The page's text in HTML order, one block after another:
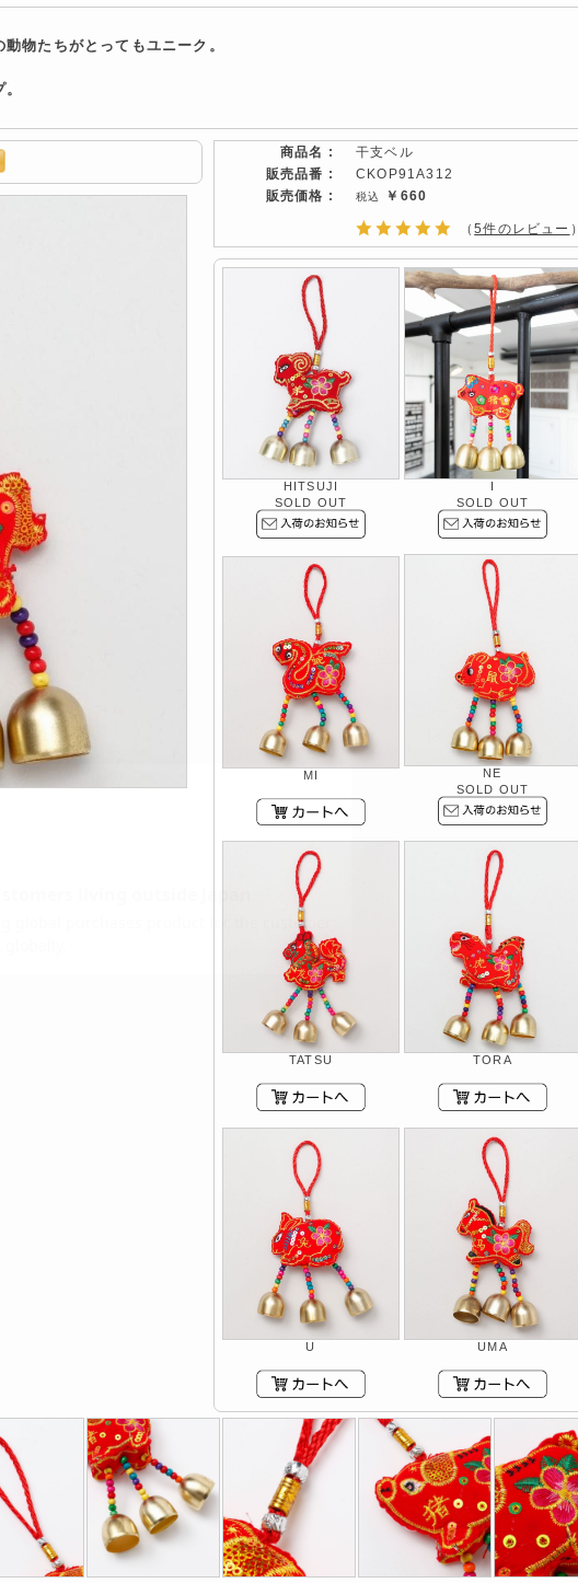
物たちがとってもユニーク。
商品名 :
干支ベル
販売品番 :
CKOP91A312
販売価格 :
￥660
（5件のレビュー ）
HITSUJI
SOLD OUT
I
SOLD OUT
MI
NE
SOLD OUT
TATSU TORA
U UMA